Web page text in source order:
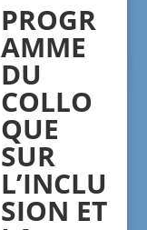
PROGR
AMME
DU
COLLO
QUE
SUR
L’INCLU
SION ET